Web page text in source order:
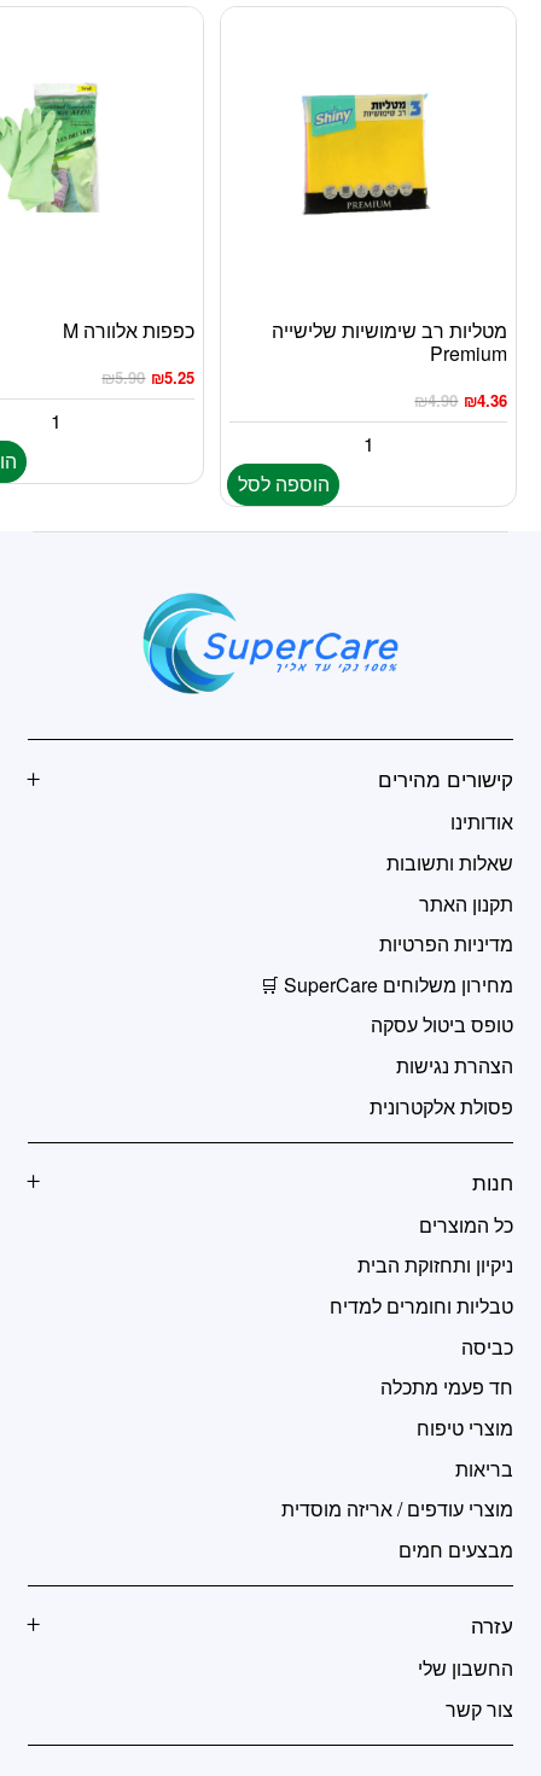
מטליות רב שימושיות שלישייה
Premium
₪4.90 ₪4.36
הוספה לסל
כפפות אלוורה M
₪5.90 ₪5.25
קישורים מהירים
אודותינו
שאלות ותשובות
תקנון האתר
מדיניות הפרטיות
מחירון משלוחים SuperCare 🛒
טופס ביטול עסקה
הצהרת נגישות
פסולת אלקטרונית
חנות
כל המוצרים
ניקיון ותחזוקת הבית
טבליות וחומרים למדיח
כביסה
חד פעמי מתכלה
מוצרי טיפוח
בריאות
מוצרי עודפים / אריזה מוסדית
מבצעים חמים
עזרה
החשבון שלי
צור קשר